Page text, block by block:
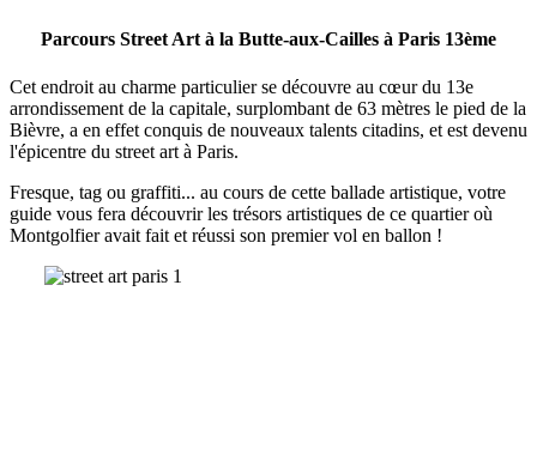
Parcours Street Art à la Butte-aux-Cailles à Paris 13ème
Cet endroit au charme particulier se découvre au cœur du 13e
arrondissement de la capitale, surplombant de 63 mètres le pied de la
Bièvre, a en effet conquis de nouveaux talents citadins, et est devenu
l'épicentre du street art à Paris.
Fresque, tag ou graffiti... au cours de cette ballade artistique, votre
guide vous fera découvrir les trésors artistiques de ce quartier où
Montgolfier avait fait et réussi son premier vol en ballon !